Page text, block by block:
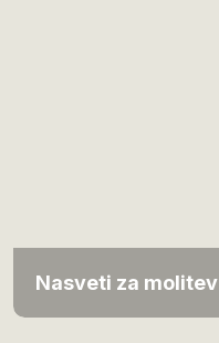
Nasveti za molitev